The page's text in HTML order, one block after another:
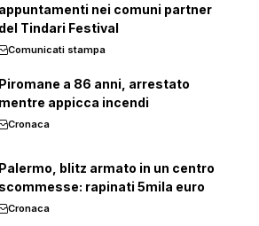
appuntamenti nei comuni partner
del Tindari Festival
Comunicati stampa
Piromane a 86 anni, arrestato
mentre appicca incendi
Cronaca
Palermo, blitz armato in un centro
scommesse: rapinati 5mila euro
Cronaca